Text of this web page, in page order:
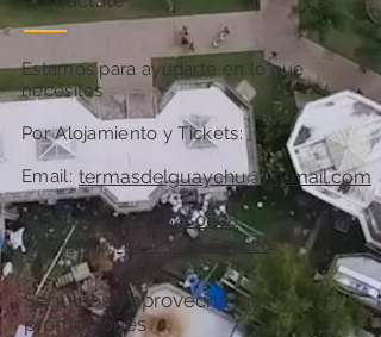
Estamos para ayudarte en lo que
necesites
Por Alojamiento y Tickets:
Email:
Teléfono:
+54 11 6841 0808
WhatsApp:+54 9 3446-607620
termasdelguaychu@hotmail.com
Seguinos y aprovechá las
promociones